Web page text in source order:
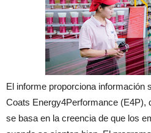
El informe proporciona información
Coats Energy4Performance (E4P),
se basa en la creencia de que los